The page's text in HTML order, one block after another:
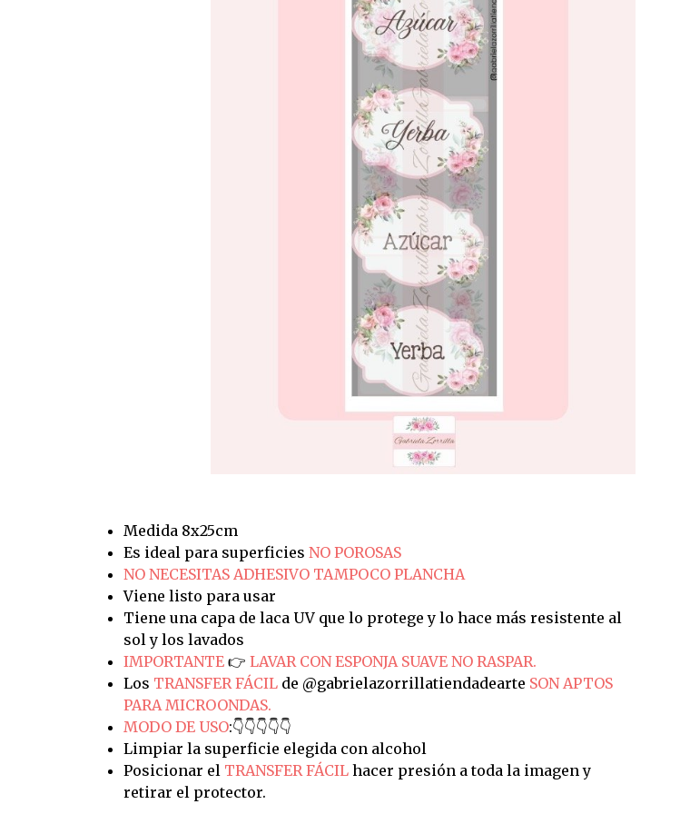
Medida 8x25cm
Es ideal para superficies NO POROSAS
NO NECESITAS ADHESIVO TAMPOCO PLANCHA
Viene listo para usar
Tiene una capa de laca UV que lo protege y lo hace más resistente al
sol y los lavados
IMPORTANTE 👉 LAVAR CON ESPONJA SUAVE NO RASPAR.
Los TRANSFER FÁCILde @gabrielazorrillatiendadearte SON APTOS
PARA MICROONDAS.
MODO DE USO:👇👇👇👇👇
Limpiar la superficie elegida con alcohol
Posicionar el TRANSFER FÁCILhacer presión a toda la imagen y
retirar el protector.